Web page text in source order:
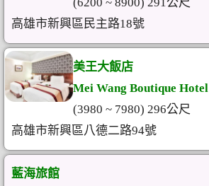
高雄市新興區民主路18號
美王大飯店
Mei Wang Boutique Hotel
(3980 ~ 7980) 296公尺
高雄市新興區八德二路94號
藍海旅館